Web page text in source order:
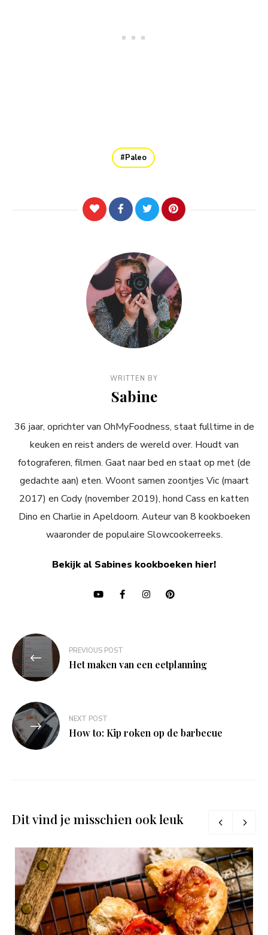
Paleo
WRITTEN BY
Sabine
36 jaar, oprichter van OhMyFoodness, staat fulltime in de
keuken en reist anders de wereld over. Houdt van
fotograferen, filmen. Gaat naar bed en staat op met (de
gedachte aan) eten. Woont samen zoontjes Vic (maart
2017) en Cody (november 2019), hond Cass en katten
Dino en Charlie in Apeldoorn. Auteur van 8 kookboeken
waaronder de populaire Slowcookerreeks.
Bekijk al Sabines kookboeken hier!
Bericht
navigatie
PREVIOUS POST
Het maken van een eetplanning
NEXT POST
How to: Kip roken op de barbecue
Dit vind je misschien ook leuk